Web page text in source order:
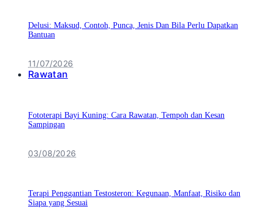
Delusi: Maksud, Contoh, Punca, Jenis Dan Bila Perlu Dapatkan
Bantuan
11/07/2026
Rawatan
Fototerapi Bayi Kuning: Cara Rawatan, Tempoh dan Kesan
Sampingan
03/08/2026
Terapi Penggantian Testosteron: Kegunaan, Manfaat, Risiko dan
Siapa yang Sesuai